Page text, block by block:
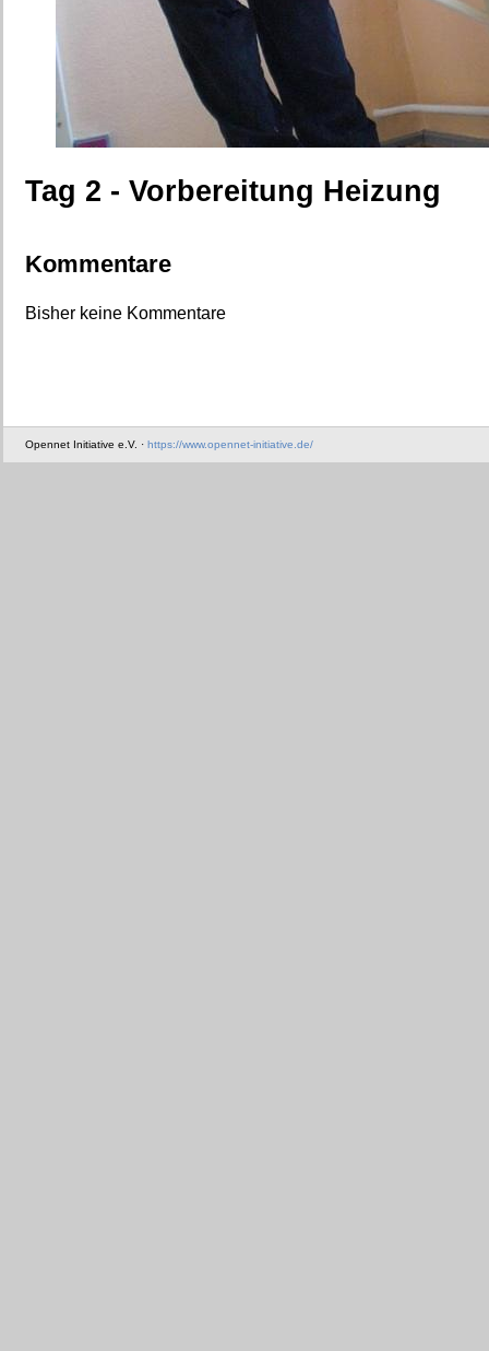
Tag 2 - Vorbereitung Heizung
Kommentare
Bisher keine Kommentare
Opennet Initiative e.V. · https://www.opennet-initiative.de/